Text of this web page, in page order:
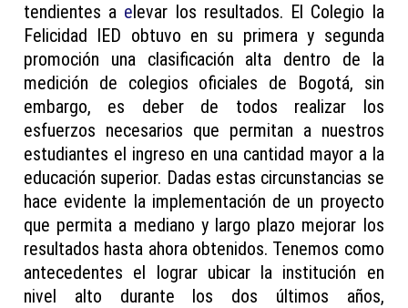
tendientes a elevar los resultados. El Colegio la
Felicidad IED obtuvo en su primera y segunda
promoción una clasificación alta dentro de la
medición de colegios oficiales de Bogotá, sin
embargo, es deber de todos realizar los
esfuerzos necesarios que permitan a nuestros
estudiantes el ingreso en una cantidad mayor a la
educación superior. Dadas estas circunstancias se
hace evidente la implementación de un proyecto
que permita a mediano y largo plazo mejorar los
resultados hasta ahora obtenidos. Tenemos como
antecedentes el lograr ubicar la institución en
nivel alto durante los dos últimos años,